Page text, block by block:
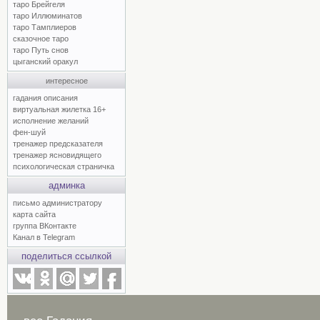
таро Брейгеля
таро Иллюминатов
таро Тамплиеров
сказочное таро
таро Путь снов
цыганский оракул
интересное
гадания описания
виртуальная жилетка 16+
исполнение желаний
фен-шуй
тренажер предсказателя
тренажер ясновидящего
психологическая страничка
админка
письмо администратору
карта сайта
группа ВКонтакте
Канал в Telegram
поделиться ссылкой